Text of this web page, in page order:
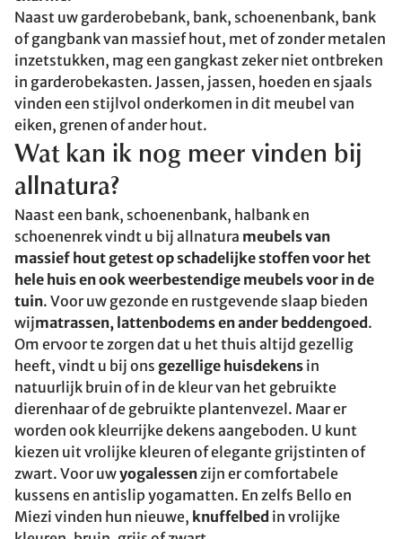
Naast uw garderobebank, bank, schoenenbank, bank
of gangbank van massief hout, met of zonder metalen
inzetstukken, mag een gangkast zeker niet ontbreken
in garderobekasten. Jassen, jassen, hoeden en sjaals
vinden een stijlvol onderkomen in dit meubel van
eiken, grenen of ander hout.
Wat kan ik nog meer vinden bij
allnatura?
Naast een bank, schoenenbank, halbank en
schoenenrek vindt u bij allnatura meubels van
massief hout getest op schadelijke stoffen voor het
hele huis en ook weerbestendige meubels voor in de
tuin. Voor uw gezonde en rustgevende slaap bieden
wijmatrassen, lattenbodems en ander beddengoed .
Om ervoor te zorgen dat u het thuis altijd gezellig
heeft, vindt u bij ons gezellige huisdekens in
natuurlijk bruin of in de kleur van het gebruikte
dierenhaar of de gebruikte plantenvezel. Maar er
worden ook kleurrijke dekens aangeboden. U kunt
kiezen uit vrolijke kleuren of elegante grijstinten of
zwart. Voor uwyogalessenzijn er comfortabele
kussens en antislip yogamatten. En zelfs Bello en
Miezi vinden hun nieuwe, knuffelbed in vrolijke